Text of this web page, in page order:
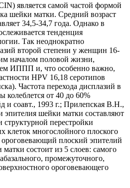
является самой частой формой
шейки матки. Средний возраст
34,5-34,7 года. Однако в
тенденция
Так неоднократно
второй степени у женщин 16-
началом половой жизни,
ИППП и, что особенно важно,
HPV 16,18 серотипов
Частота перехода дисплазий в
от 40 до 60%
и соавт., 1993 г.; Прилепская В.Н.,
эпителия шейки матки составляют
перестройки
клеток многослойного плоского
плоский эпителий
состоит из 5 слоев: самого
промежуточного,
ороговевающего